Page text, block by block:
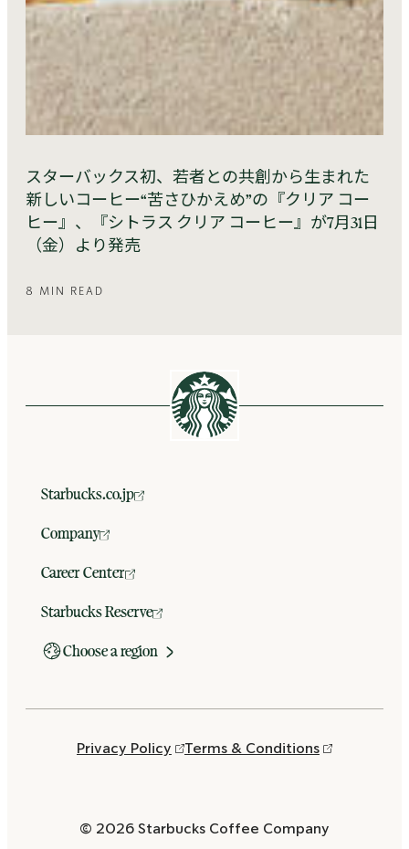
スターバックス初、若者との共創から生まれた
新しいコーヒー“苦さひかえめ”の『クリア コー
ヒー』、『シトラス クリア コーヒー』が7月31日
（金）より発売
8 MIN READ
Starbucks.co.jp
Company
Career Center
Starbucks Reserve
Choose a region
Privacy Policy Terms & Conditions
© 2026 Starbucks Coffee Company